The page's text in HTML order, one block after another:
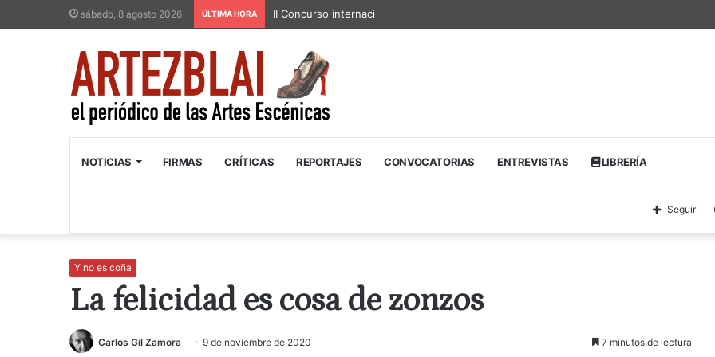
sábado, 8 agosto 2026 ÚLTIMA HORA II Concurso internacional de textos teatrales
NOTICIAS FIRMAS CRÍTICAS REPORTAJES CONVOCATORIAS ENTREVISTAS LIBRERÍA
Seguir
Y no es coña
La felicidad es cosa de zonzos
Carlos Gil Zamora 9 de noviembre de 2020 7 minutos de lectura